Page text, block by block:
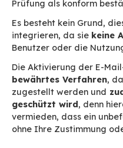
Stelle als im
(in der Regel
Reject: die